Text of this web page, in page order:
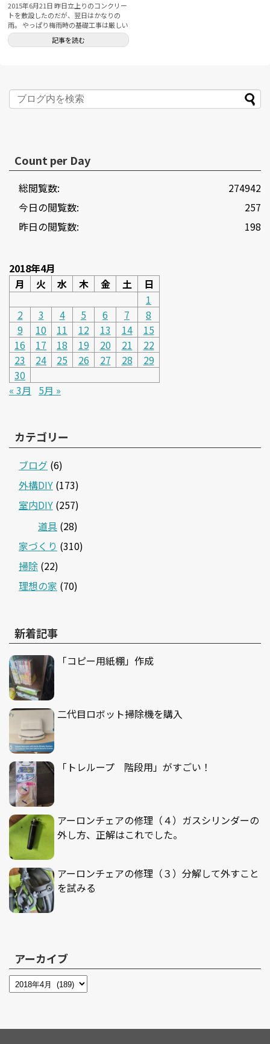
2015年6月21日 昨日立上りのコンクリー
トを敷設したのだが、翌日はかなりの
雨。 やっぱり梅雨時の基礎工事は厳しい
なぁ...
記事を読む
Count per Day
274942
総閲覧数:
257
今日の閲覧数:
198
昨日の閲覧数:
2018年4月
月
火 水 木 金 土
日
1
2
3 4 5 6 7
8
9
10 11 12 13 14
15
16
17 18 19 20 21
22
23
24 25 26 27 28
29
30
« 3月
5月 »
カテゴリー
ブログ (6)
外構DIY (173)
室内DIY (257)
道具 (28)
家づくり (310)
掃除 (22)
理想の家 (70)
新着記事
「コピー用紙棚」作成
二代目ロボット掃除機を購入
「トレループ 階段用」がすごい！
アーロンチェアの修理（４）ガスシリンダーの
外し方、正解はこれでした。
アーロンチェアの修理（３）分解して外すこと
を試みる
アーカイブ